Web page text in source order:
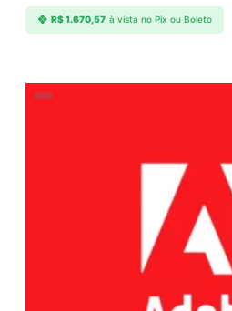
R$1.670,57 à vista no Pix ou Boleto